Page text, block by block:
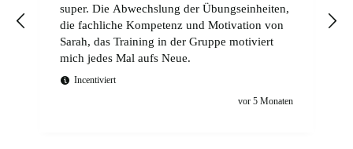
super. Die Abwechslung der Übungseinheiten,
die fachliche Kompetenz und Motivation von
Sarah, das Training in der Gruppe motiviert
mich jedes Mal aufs Neue.
Incentiviert
vor 5 Monaten